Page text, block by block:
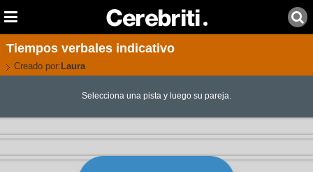
Tiempos verbales indicativo
Creado por: Laura
Selecciona una pista y luego su pareja.